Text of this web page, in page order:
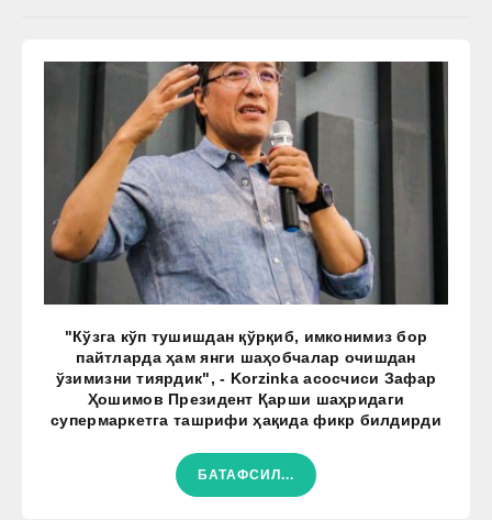
"Кўзга кўп тушишдан қўрқиб, имконимиз бор
пайтларда ҳам янги шаҳобчалар очишдан
ўзимизни тиярдик", - Korzinka асосчиси Зафар
Ҳошимов Президент Қарши шаҳридаги
супермаркетга ташрифи ҳақида фикр билдирди
БАТАФСИЛ...